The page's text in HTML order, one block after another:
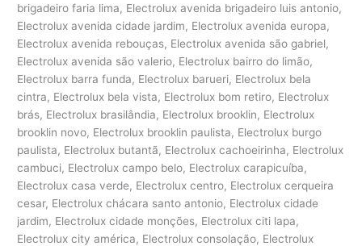
brigadeiro faria lima, Electrolux avenida brigadeiro luis antonio,
Electrolux avenida cidade jardim, Electrolux avenida europa,
Electrolux avenida rebouças, Electrolux avenida são gabriel,
Electrolux avenida são valerio, Electrolux bairro do limão,
Electrolux barra funda, Electrolux barueri, Electrolux bela
cintra, Electrolux bela vista, Electrolux bom retiro, Electrolux
brás, Electrolux brasilândia, Electrolux brooklin, Electrolux
brooklin novo, Electrolux brooklin paulista, Electrolux burgo
paulista, Electrolux butantã, Electrolux cachoeirinha, Electrolux
cambuci, Electrolux campo belo, Electrolux carapicuíba,
Electrolux casa verde, Electrolux centro, Electrolux cerqueira
cesar, Electrolux chácara santo antonio, Electrolux cidade
jardim, Electrolux cidade monções, Electrolux citi lapa,
Electrolux city américa, Electrolux consolação, Electrolux